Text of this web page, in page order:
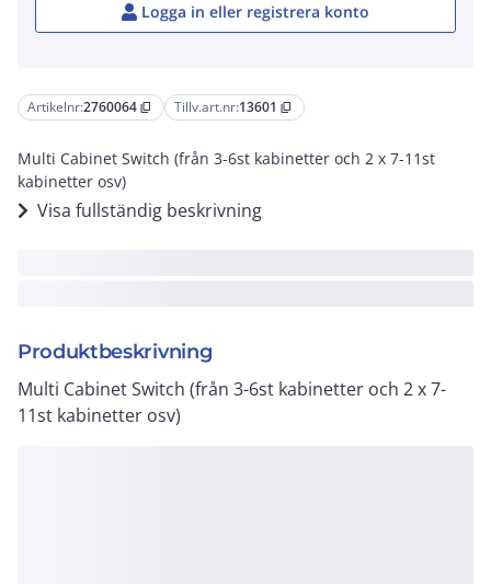
Artikelnr:2760064 content_copy Tillv.art.nr:13601 content_copy
Multi Cabinet Switch (från 3-6st kabinetter och 2 x 7-11st
kabinetter osv)
Visa fullständig beskrivning
Produktbeskrivning
Multi Cabinet Switch (från 3-6st kabinetter och 2 x 7-
11st kabinetter osv)
Logga in eller registrera konto